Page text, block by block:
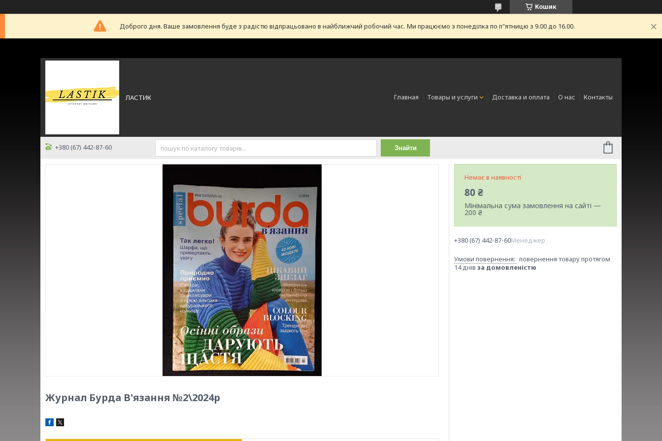
Кошик
Доброго дня. Ваше замовлення буде з радістю відпрацьовано в найближчий робочий час. Ми працюємо з понеділка по п"ятницю з 9.00 до 16.00.
ЛАСТИК Главная Товары и услуги Доставка и оплата О нас Контакты
+380 (67) 442-87-60 Знайти
Журнал Бурда В'язання №2\2024р
Немає в наявності
80 ₴
Мінімальна сума замовлення на сайті —
200 ₴
+380 (67) 442-87-60Менеджер
повернення товару протягом
14 днів за домовленістю